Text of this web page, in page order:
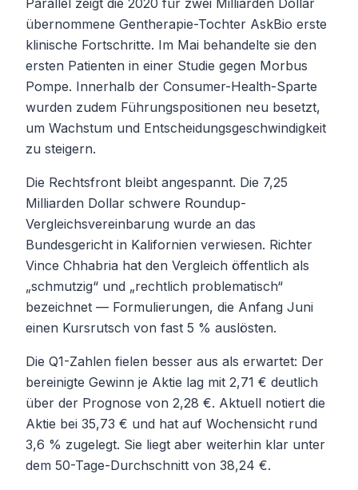
übernommene Gentherapie-Tochter AskBio erste
klinische Fortschritte. Im Mai behandelte sie den
ersten Patienten in einer Studie gegen Morbus
Pompe. Innerhalb der Consumer-Health-Sparte
wurden zudem Führungspositionen neu besetzt,
um Wachstum und Entscheidungsgeschwindigkeit
zu steigern.
Die Rechtsfront bleibt angespannt. Die 7,25
Milliarden Dollar schwere Roundup-
Vergleichsvereinbarung wurde an das
Bundesgericht in Kalifornien verwiesen. Richter
Vince Chhabria hat den Vergleich öffentlich als
„schmutzig“ und „rechtlich problematisch“
bezeichnet — Formulierungen, die Anfang Juni
einen Kursrutsch von fast 5 % auslösten.
Die Q1-Zahlen fielen besser aus als erwartet: Der
bereinigte Gewinn je Aktie lag mit 2,71 € deutlich
über der Prognose von 2,28 €. Aktuell notiert die
Aktie bei 35,73 € und hat auf Wochensicht rund
3,6 % zugelegt. Sie liegt aber weiterhin klar unter
dem 50-Tage-Durchschnitt von 38,24 €.